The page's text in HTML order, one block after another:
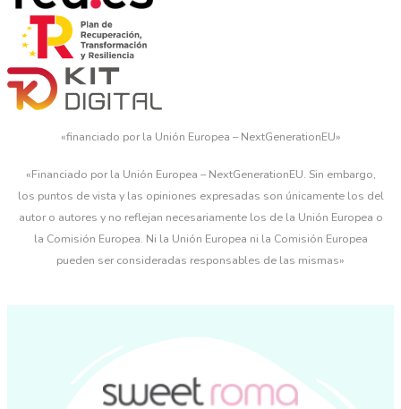
«financiado por la Unión Europea – NextGenerationEU»
«Financiado por la Unión Europea – NextGenerationEU. Sin embargo,
los puntos de vista y las opiniones expresadas son únicamente los del
autor o autores y no reflejan necesariamente los de la Unión Europea o
la Comisión Europea. Ni la Unión Europea ni la Comisión Europea
pueden ser consideradas responsables de las mismas»